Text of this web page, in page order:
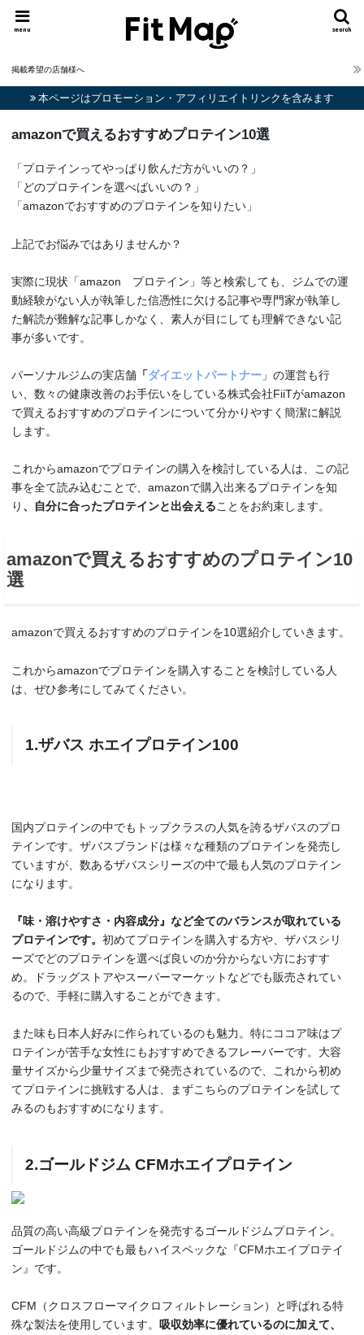
search
menu
掲載希望の店舗様へ
本ページはプロモーション・アフィリエイトリンクを含みます
amazonで買えるおすすめプロテイン10選
「プロテインってやっぱり飲んだ方がいいの？」
「どのプロテインを選べばいいの？」
「amazonでおすすめのプロテインを知りたい」
上記でお悩みではありませんか？
実際に現状「amazon プロテイン」等と検索しても、ジムでの運
動経験がない人が執筆した信憑性に欠ける記事や専門家が執筆し
た解読が難解な記事しかなく、素人が目にしても理解できない記
事が多いです。
パーソナルジムの実店舗 「ダイエットパートナー 」の運営も行
い、数々の健康改善のお手伝いをしている株式会社FiiTがamazon
で買えるおすすめのプロテインについて分かりやすく簡潔に解説
します。
これからamazonでプロテインの購入を検討している人は、この記
事を全て読み込むことで、amazonで購入出来るプロテインを知
り 、自分に合ったプロテインと出会えることをお約束します。
amazonで買えるおすすめのプロテイン10
選
amazonで買えるおすすめのプロテインを10選紹介していきます。
これからamazonでプロテインを購入することを検討している人
は、ぜひ参考にしてみてください。
1.ザバス ホエイプロテイン100
国内プロテインの中でもトップクラスの人気を誇るザバスのプロ
テインです。ザバスブランドは様々な種類のプロテインを発売し
ていますが、数あるザバスシリーズの中で最も人気のプロテイン
になります。
『味・溶けやすさ・内容成分』など全てのバランスが取れている
プロテインです。初めてプロテインを購入する方や、ザバスシリ
ーズでどのプロテインを選べば良いのか分からない方におすす
め。ドラッグストアやスーパーマーケットなどでも販売されてい
るので、手軽に購入することができます。
また味も日本人好みに作られているのも魅力。特にココア味はプ
ロテインが苦手な女性にもおすすめできるフレーバーです。大容
量サイズから少量サイズまで発売されているので、これから初め
てプロテインに挑戦する人は、まずこちらのプロテインを試して
みるのもおすすめになります。
2.ゴールドジム CFMホエイプロテイン
品質の高い高級プロテインを発売するゴールドジムプロテイン。
ゴールドジムの中でも最もハイスペックな『CFMホエイプロテイ
ン』です。
CFM（クロスフローマイクロフィルトレーション）と呼ばれる特
殊な製法を使用しています。
吸収効率に優れているのに加えて、